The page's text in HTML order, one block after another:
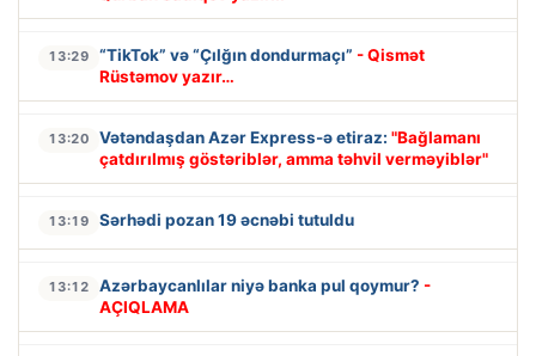
13:29 “TikTok” və “Çılğın dondurmaçı” - Qismət
Rüstəmov yazır…
13:20 Vətəndaşdan Azər Express-ə etiraz: "Bağlamanı
çatdırılmış göstəriblər, amma təhvil verməyiblər"
13:19 Sərhədi pozan 19 əcnəbi tutuldu
13:12 Azərbaycanlılar niyə banka pul qoymur? -
AÇIQLAMA